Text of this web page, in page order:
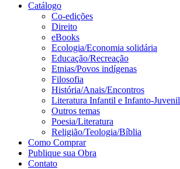
Catálogo
Co-edições
Direito
eBooks
Ecologia/Economia solidária
Educação/Recreação
Etnias/Povos indígenas
Filosofia
História/Anais/Encontros
Literatura Infantil e Infanto-Juvenil
Outros temas
Poesia/Literatura
Religião/Teologia/Bíblia
Como Comprar
Publique sua Obra
Contato